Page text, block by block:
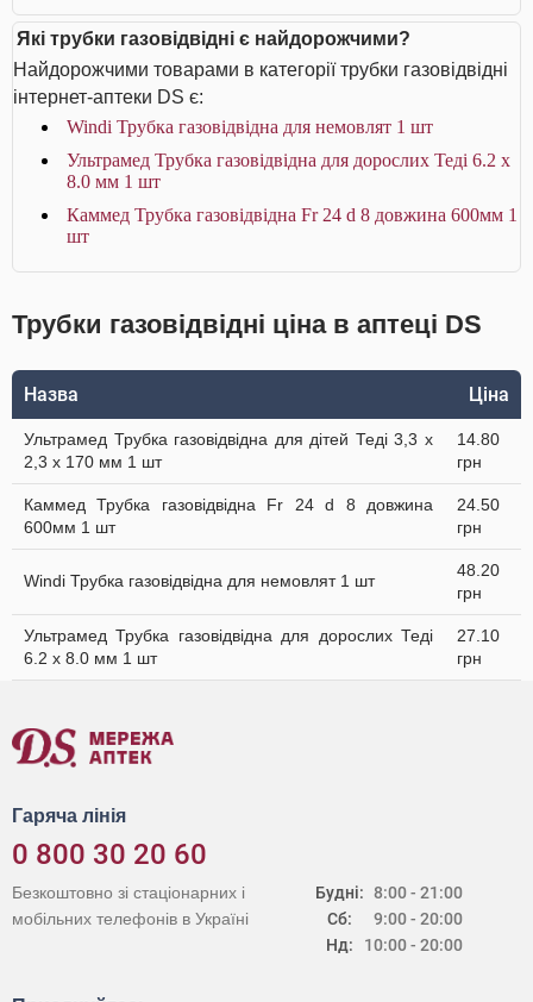
Які трубки газовідвідні є найдорожчими?
Найдорожчими товарами в категорії трубки газовідвідні
інтернет-аптеки DS є:
Windi Трубка газовідвідна для немовлят 1 шт
Ультрамед Трубка газовідвідна для дорослих Теді 6.2 х
8.0 мм 1 шт
Каммед Трубка газовідвідна Fr 24 d 8 довжина 600мм 1
шт
Трубки газовідвідні ціна в аптеці DS
Назва Ціна
Ультрамед Трубка газовідвідна для дітей Теді 3,3 х
2,3 х 170 мм 1 шт
14.80
грн
Каммед Трубка газовідвідна Fr 24 d 8 довжина
600мм 1 шт
24.50
грн
Windi Трубка газовідвідна для немовлят 1 шт
48.20
грн
Ультрамед Трубка газовідвідна для дорослих Теді
6.2 х 8.0 мм 1 шт
27.10
грн
Гаряча лінія
0 800 30 20 60
Будні:
Сб:
Нд:
8:00 - 21:00
9:00 - 20:00
10:00 - 20:00
Безкоштовно зі стаціонарних і
мобільних телефонів в Україні